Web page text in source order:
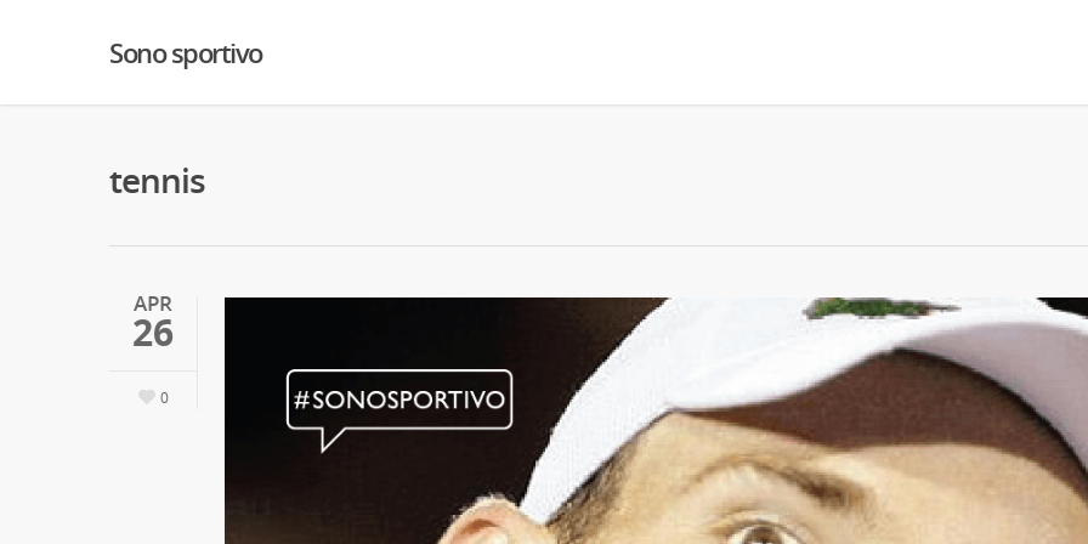
Sono sportivo
tennis
APR
26
0